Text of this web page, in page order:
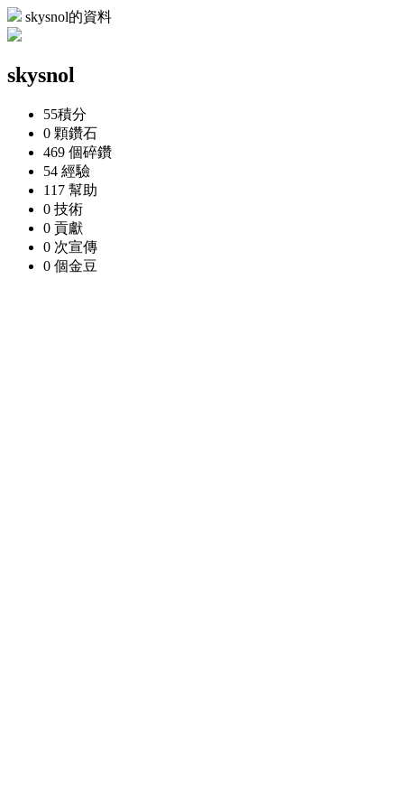
skysnol的資料
skysnol
55積分
0 顆鑽石
469 個碎鑽
54 經驗
117 幫助
0 技術
0 貢獻
0 次宣傳
0 個金豆